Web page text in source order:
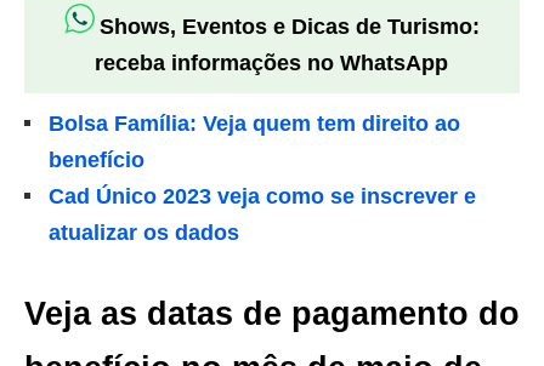
Shows, Eventos e Dicas de Turismo:
receba informações no WhatsApp
Bolsa Família: Veja quem tem direito ao
benefício
Cad Único 2023 veja como se inscrever e
atualizar os dados
Veja as datas de pagamento do